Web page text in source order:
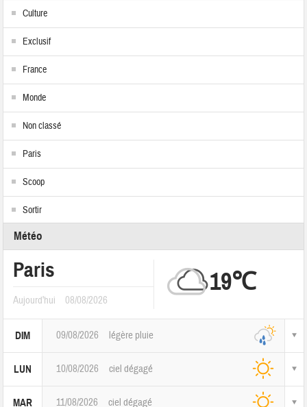
Culture
Exclusif
France
Monde
Non classé
Paris
Scoop
Sortir
Météo
Paris
Aujourd'hui 08/08/2026
19℃
DIM 09/08/2026 légère pluie
LUN 10/08/2026 ciel dégagé
MAR 11/08/2026 ciel dégagé